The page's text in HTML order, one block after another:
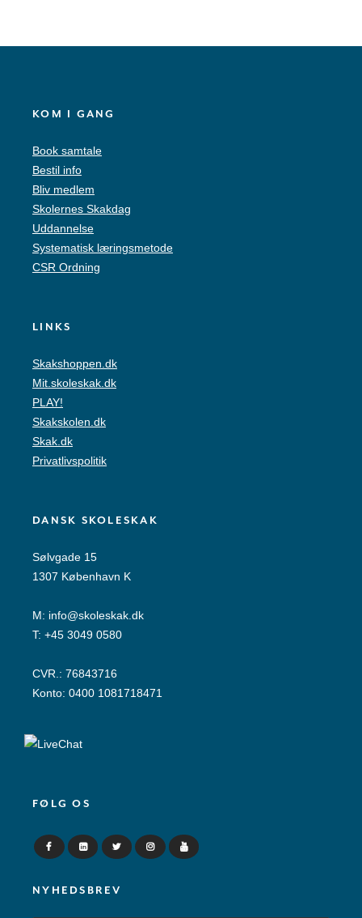
KOM I GANG
Book samtale
Bestil info
Bliv medlem
Skolernes Skakdag
Uddannelse
Systematisk læringsmetode
CSR Ordning
LINKS
Skakshoppen.dk
Mit.skoleskak.dk
PLAY!
Skakskolen.dk
Skak.dk
Privatlivspolitik
DANSK SKOLESKAK
Sølvgade 15
1307 København K
M: info@skoleskak.dk
T: +45 3049 0580
CVR.: 76843716
Konto: 0400 1081718471
FØLG OS
NYHEDSBREV